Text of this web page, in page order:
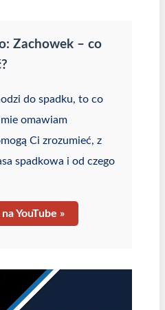
Zachowek – co
do spadku, to co
omawiam
Ci zrozumieć, z
spadkowa i od czego
YouTube »